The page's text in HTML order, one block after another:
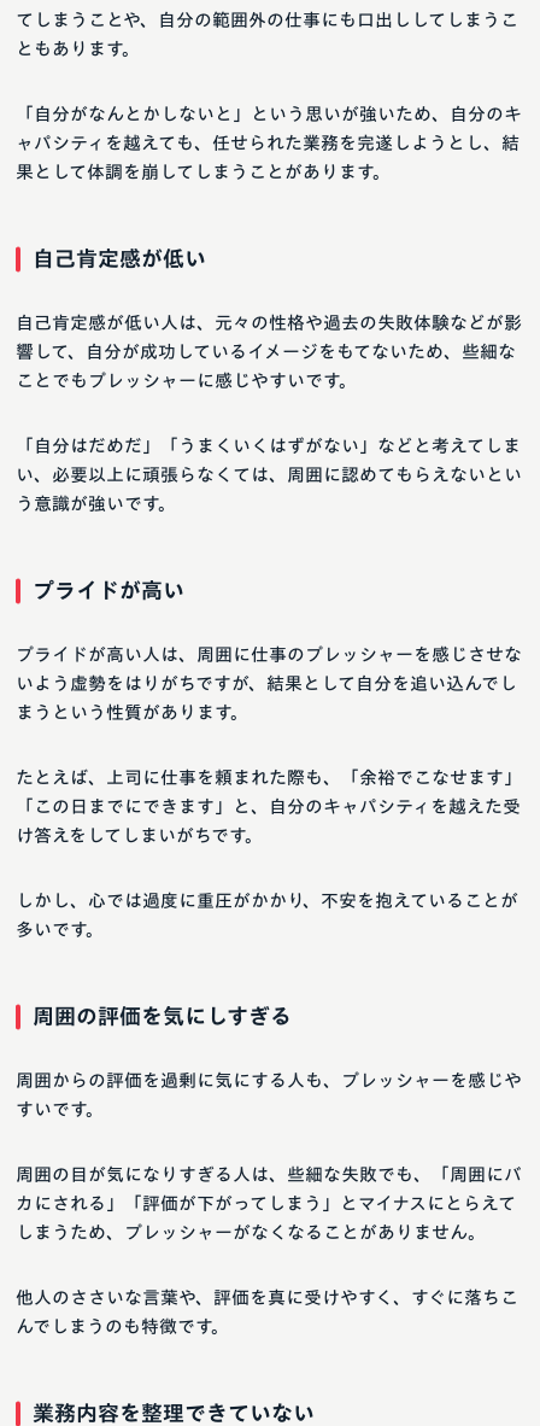
てしまうことや、自分の範囲外の仕事にも口出ししてしまうこ
ともあります。
「自分がなんとかしないと」という思いが強いため、自分のキ
ャパシティを越えても、任せられた業務を完遂しようとし、結
果として体調を崩してしまうことがあります。
自己肯定感が低い
自己肯定感が低い人は、元々の性格や過去の失敗体験などが影
響して、自分が成功しているイメージをもてないため、些細な
ことでもプレッシャーに感じやすいです。
「自分はだめだ」「うまくいくはずがない」などと考えてしま
い、必要以上に頑張らなくては、周囲に認めてもらえないとい
う意識が強いです。
プライドが高い
プライドが高い人は、周囲に仕事のプレッシャーを感じさせな
いよう虚勢をはりがちですが、結果として自分を追い込んでし
まうという性質があります。
たとえば、上司に仕事を頼まれた際も、「余裕でこなせます」
「この日までにできます」と、自分のキャパシティを越えた受
け答えをしてしまいがちです。
しかし、心では過度に重圧がかかり、不安を抱えていることが
多いです。
周囲の評価を気にしすぎる
周囲からの評価を過剰に気にする人も、プレッシャーを感じや
すいです。
周囲の目が気になりすぎる人は、些細な失敗でも、「周囲にバ
カにされる」「評価が下がってしまう」とマイナスにとらえて
しまうため、プレッシャーがなくなることがありません。
他人のささいな言葉や、評価を真に受けやすく、すぐに落ちこ
んでしまうのも特徴です。
業務内容を整理できていない